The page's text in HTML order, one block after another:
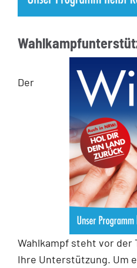
Der
Wahlkampf steht vor der
Ihre Unterstützung. Um